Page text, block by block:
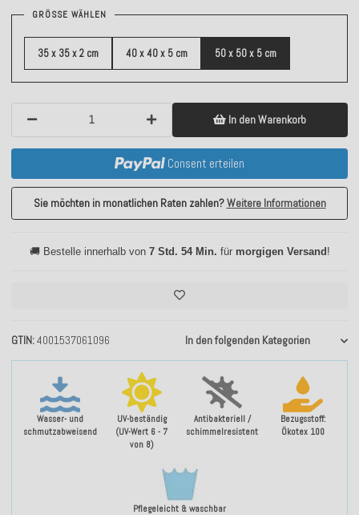
Wasser- und
schmutzabweisend
UV-beständig
(UV-Wert 6 - 7
von 8)
Antibakteriell /
schimmelresistent
Bezugsstoff:
Ökotex 100
Pflegeleicht & waschbar
GTIN 4001537061096 In den folgenden Kategorien
GRÖSSE WÄHLEN
35 x 35 x 2 cm 40 x 40 x 5 cm 50 x 50 x 5 cm
In den Warenkorb
Consent erteilen
Sie möchten in monatlichen Raten zahlen?Weitere Informationen
🚚 Bestelle innerhalb von 7 Std. 54 Min. für morgigen Versand!